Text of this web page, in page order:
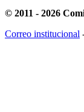
© 2011 - 2026
Correo institucional